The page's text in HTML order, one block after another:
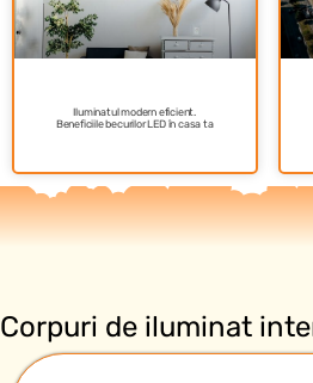
Iluminatul modern eficient.
Beneficiile becurilor LED în casa ta
Corpuri de iluminat